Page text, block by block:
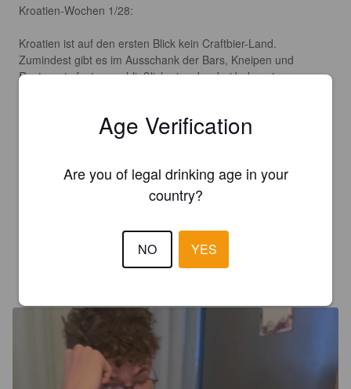
Kroatien-Wochen 1/28:
Kroatien ist auf den ersten Blick kein Craftbier-Land.
Zumindest gibt es im Ausschank der Bars, Kneipen und
Resturants fast ausschließlich eins der drei bekannten
dennoch gibt, sieht man im gut sortiereten Supermarkt.
in Makarska. Süßlich-fruchtig nach etwas Steinfrucht,
hauptsächlich Orange und dazu etwas Erdbeertörtchen. An
keiner Stelle wässrig oder zu dünn mit moderat herbem
Age Verification
Are you of legal drinking age in your
country?
NO YES